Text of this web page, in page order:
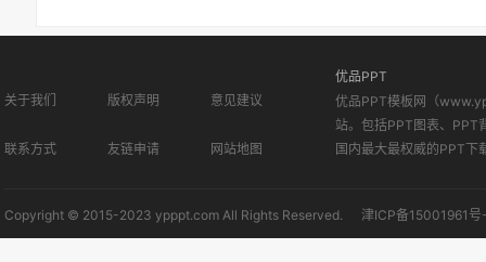
关于我们 版权声明 意见建议
联系方式 友链申请 网站地图
优品PPT
优品PPT模板网（
站。包括PPT图表、PPT
国内最大最权威的PPT下
Copyright © 2015-2023 ypppt.com All Rights Reserved. 津ICP备15001961号